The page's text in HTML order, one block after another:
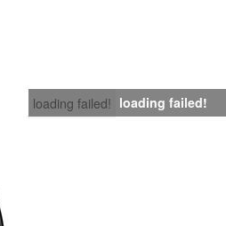
loading failed! loading failed!